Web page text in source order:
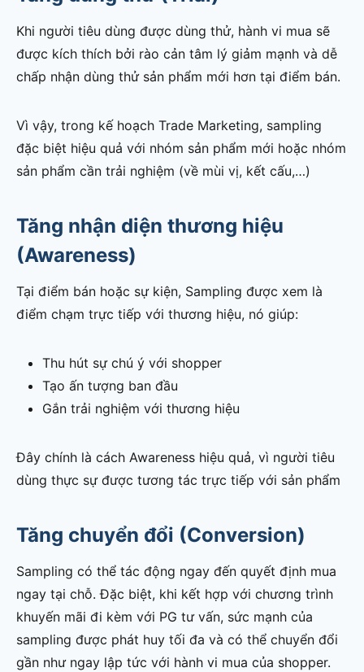
Khi người tiêu dùng được dùng thử, hành vi mua sẽ
được kích thích bởi rào cản tâm lý giảm mạnh và dễ
chấp nhận dùng thử sản phẩm mới hơn tại điểm bán.
Vì vậy, trong kế hoạch Trade Marketing, sampling
đặc biệt hiệu quả với nhóm sản phẩm mới hoặc nhóm
sản phẩm cần trải nghiệm (về mùi vị, kết cấu,…)
Tăng nhận diện thương hiệu
(Awareness)
Tại điểm bán hoặc sự kiện, Sampling được xem là
điểm chạm trực tiếp với thương hiệu, nó giúp:
Thu hút sự chú ý với shopper
Tạo ấn tượng ban đầu
Gắn trải nghiệm với thương hiệu
Đây chính là cách Awareness hiệu quả, vì người tiêu
dùng thực sự được tương tác trực tiếp với sản phẩm
Tăng chuyển đổi (Conversion)
Sampling có thể tác động ngay đến quyết định mua
ngay tại chỗ. Đặc biệt, khi kết hợp với chương trình
khuyến mãi đi kèm với PG tư vấn, sức mạnh của
sampling được phát huy tối đa và có thể chuyển đổi
gần như ngay lập tức với hành vi mua của shopper.